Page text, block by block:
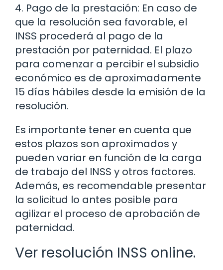
4. Pago de la prestación: En caso de
que la resolución sea favorable, el
INSS procederá al pago de la
prestación por paternidad. El plazo
para comenzar a percibir el subsidio
económico es de aproximadamente
15 días hábiles desde la emisión de la
resolución.
Es importante tener en cuenta que
estos plazos son aproximados y
pueden variar en función de la carga
de trabajo del INSS y otros factores.
Además, es recomendable presentar
la solicitud lo antes posible para
agilizar el proceso de aprobación de
paternidad.
Ver resolución INSS online.